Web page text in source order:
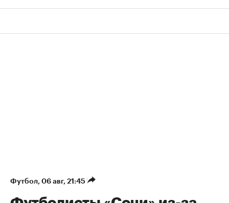
Футбол 06 авг, 21:45